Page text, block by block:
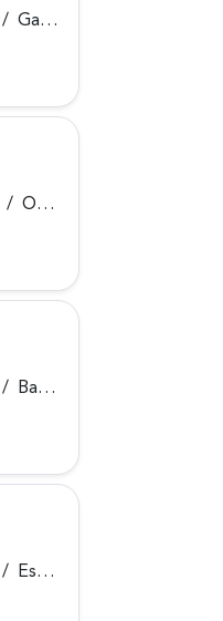
/ Gaziosmanpaşa
/ Odunpazarı
/ Bahçelievler
/ Esenyurt